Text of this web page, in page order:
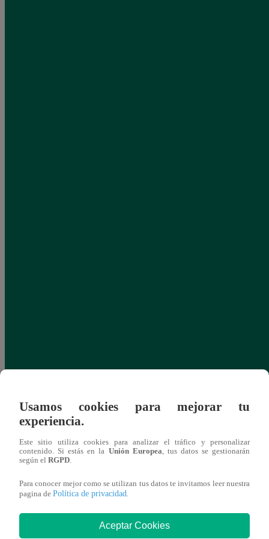
Usamos cookies para mejorar tu
experiencia.
Este sitio utiliza cookies para analizar el tráfico y personalizar
contenido. Si estás en la Unión Europea , tus datos se gestionarán
según el RGPD
Para conocer mejor como se utilizan tus datos te invitamos leer nuestra
pagina de Política de privacidad
Aceptar Cookies